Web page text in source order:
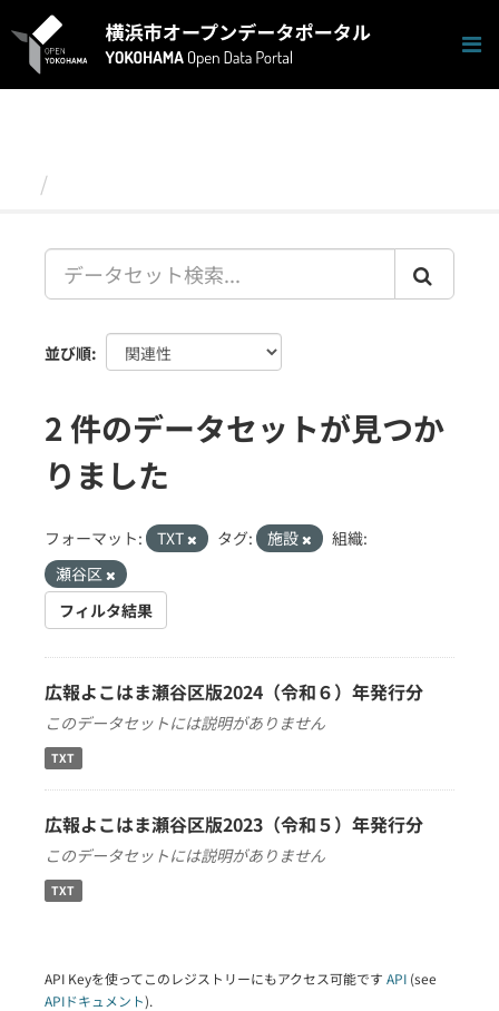
キ
並び順
2 件のデータセットが見つか
りました
フォーマット: TXT タグ: 施設
組織:
瀬谷区
フィルタ結果
広報よこはま瀬谷区版2024（令和６）年発行分
このデータセットには説明がありません
TXT
広報よこはま瀬谷区版2023（令和５）年発行分
このデータセットには説明がありません
TXT
API Keyを使ってこのレジストリーにもアクセス可能です API (see
APIドキュメント).